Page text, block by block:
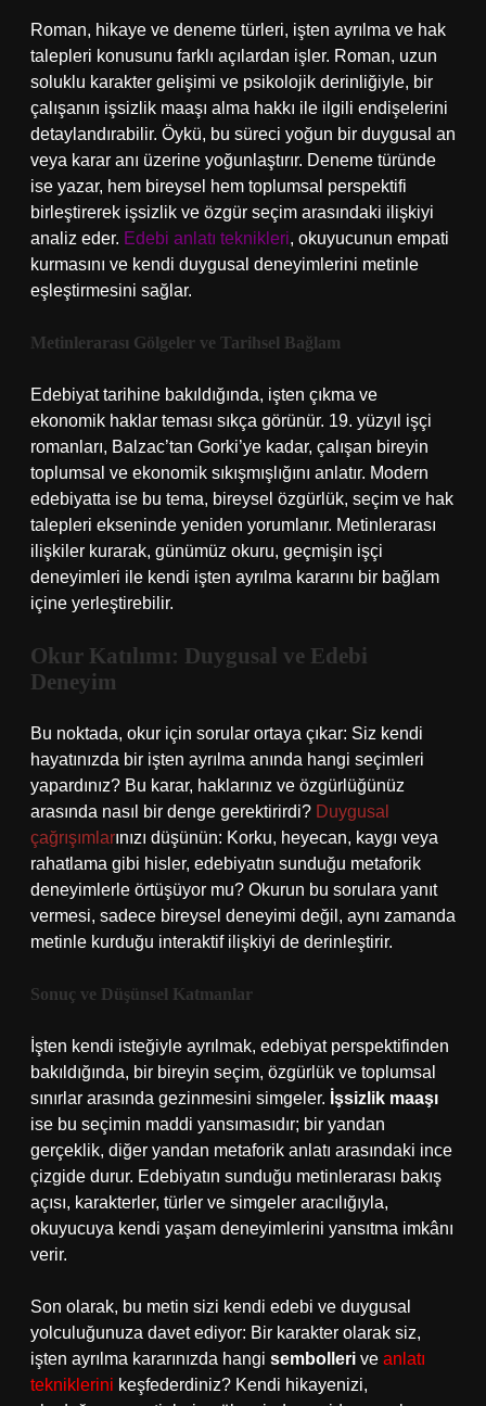
Roman, hikaye ve deneme türleri, işten ayrılma ve hak
talepleri konusunu farklı açılardan işler. Roman, uzun
soluklu karakter gelişimi ve psikolojik derinliğiyle, bir
çalışanın işsizlik maaşı alma hakkı ile ilgili endişelerini
detaylandırabilir. Öykü, bu süreci yoğun bir duygusal an
veya karar anı üzerine yoğunlaştırır. Deneme türünde
ise yazar, hem bireysel hem toplumsal perspektifi
birleştirerek işsizlik ve özgür seçim arasındaki ilişkiyi
analiz eder. Edebi anlatı teknikleri, okuyucunun empati
kurmasını ve kendi duygusal deneyimlerini metinle
eşleştirmesini sağlar.
Metinlerarası Gölgeler ve Tarihsel Bağlam
Edebiyat tarihine bakıldığında, işten çıkma ve
ekonomik haklar teması sıkça görünür. 19. yüzyıl işçi
romanları, Balzac’tan Gorki’ye kadar, çalışan bireyin
toplumsal ve ekonomik sıkışmışlığını anlatır. Modern
edebiyatta ise bu tema, bireysel özgürlük, seçim ve hak
talepleri ekseninde yeniden yorumlanır. Metinlerarası
ilişkiler kurarak, günümüz okuru, geçmişin işçi
deneyimleri ile kendi işten ayrılma kararını bir bağlam
içine yerleştirebilir.
Okur Katılımı: Duygusal ve Edebi
Deneyim
Bu noktada, okur için sorular ortaya çıkar: Siz kendi
hayatınızda bir işten ayrılma anında hangi seçimleri
yapardınız? Bu karar, haklarınız ve özgürlüğünüz
arasında nasıl bir denge gerektirirdi? Duygusal
çağrışımlarınızı düşünün: Korku, heyecan, kaygı veya
rahatlama gibi hisler, edebiyatın sunduğu metaforik
deneyimlerle örtüşüyor mu? Okurun bu sorulara yanıt
vermesi, sadece bireysel deneyimi değil, aynı zamanda
metinle kurduğu interaktif ilişkiyi de derinleştirir.
Sonuç ve Düşünsel Katmanlar
İşten kendi isteğiyle ayrılmak, edebiyat perspektifinden
bakıldığında, bir bireyin seçim, özgürlük ve toplumsal
sınırlar arasında gezinmesini simgeler. İşsizlik maaşı
ise bu seçimin maddi yansımasıdır; bir yandan
gerçeklik, diğer yandan metaforik anlatı arasındaki ince
çizgide durur. Edebiyatın sunduğu metinlerarası bakış
açısı, karakterler, türler ve simgeler aracılığıyla,
okuyucuya kendi yaşam deneyimlerini yansıtma imkânı
verir.
Son olarak, bu metin sizi kendi edebi ve duygusal
yolculuğunuza davet ediyor: Bir karakter olarak siz,
işten ayrılma kararınızda hangi sembolleri ve anlatı
tekniklerini keşfederdiniz? Kendi hikayenizi,